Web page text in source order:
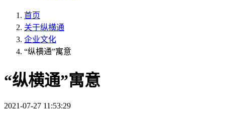
首页
关于纵横通
企业文化
“纵横通”寓意
“纵横通”寓意
2021-07-27 11:53:29